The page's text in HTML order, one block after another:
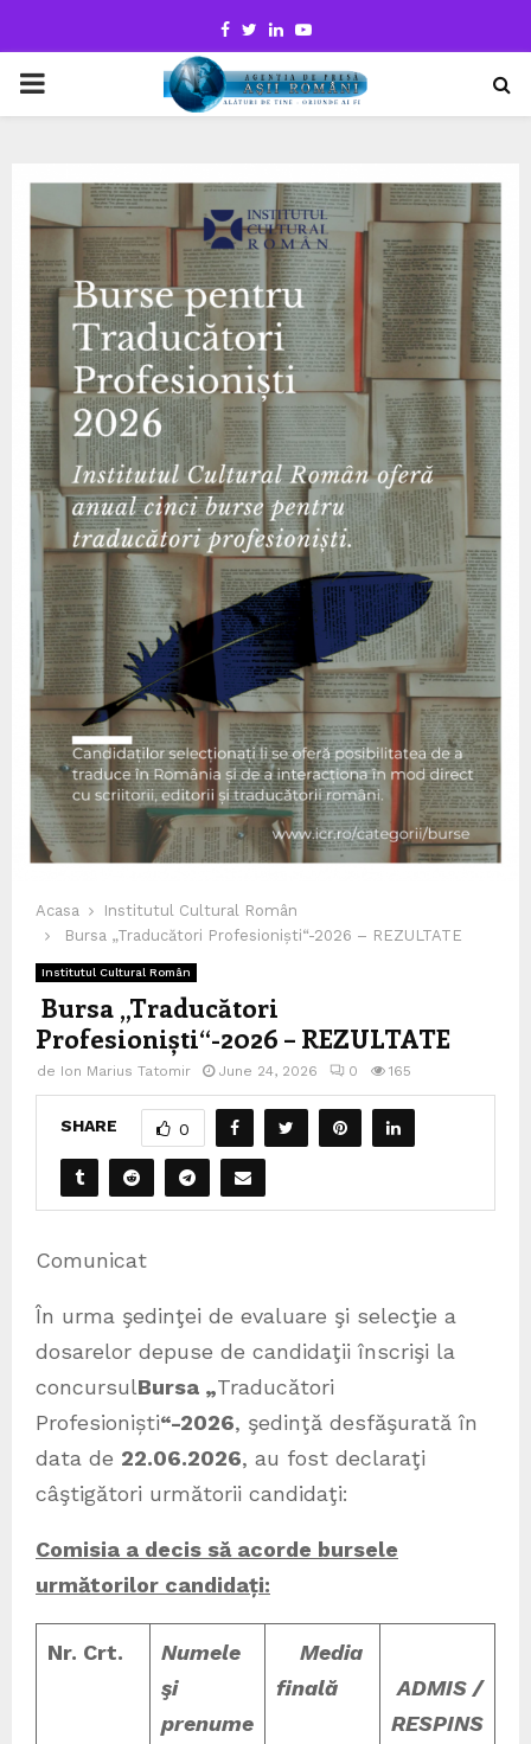
Facebook
TwitterLinkedinYoutube
PRIMARY
Acasa
Institutul Cultural Român
Bursa „Traducători Profesioniști“-2026 – REZULTATE
Institutul Cultural Român
Bursa „Traducători
Profesioniști“-2026 – REZULTATE
de Ion Marius Tatomir June 24, 2026 0 165
SHARE 0
Comunicat
În urma şedinţei de evaluare şi selecţie a
dosarelor depuse de candidaţii înscrişi la
concursulBursa „Traducători
Profesioniști“-2026, şedinţă desfăşurată în
data de 22.06.2026, au fost declaraţi
câştigători următorii candidaţi:
Comisia a decis să acorde bursele
următorilor candidați:
Nr. Crt.
Numele
şi
prenume
Media
finală
ADMIS /
RESPINS